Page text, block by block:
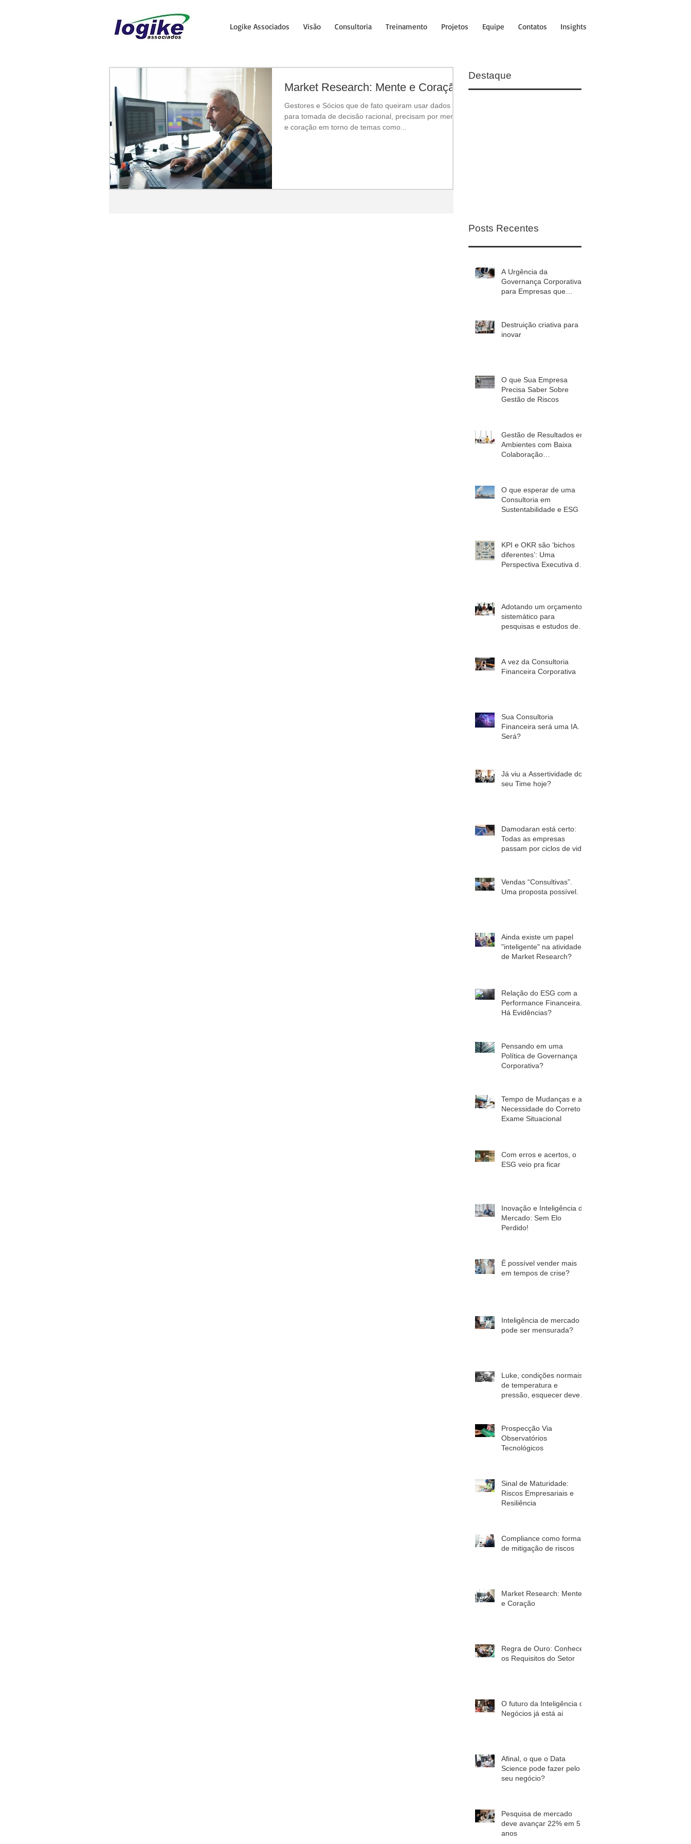
Logike Associados Visão Consultoria Treinamento Projetos Equipe Contatos Insights
Market Research: Mente e Coração
Gestores e Sócios que de fato queiram usar dados
para tomada de decisão racional, precisam por mente
e coração em torno de temas como...
Destaque
Posts Recentes
A Urgência da
Governança Corporativa
para Empresas que
Destruição criativa para
inovar
O que Sua Empresa
Precisa Saber Sobre
Gestão de Riscos
Gestão de Resultados em
Ambientes com Baixa
Colaboração
O que esperar de uma
Consultoria em
Sustentabilidade e ESG
KPI e OKR são ‘bichos
diferentes’: Uma
Perspectiva Executiva de
Adotando um orçamento
sistemático para
pesquisas e estudos de
A vez da Consultoria
Financeira Corporativa
Sua Consultoria
Financeira será uma IA.
Será?
Já viu a Assertividade do
seu Time hoje?
Damodaran está certo:
Todas as empresas
passam por ciclos de vida.
Vendas “Consultivas”.
Uma proposta possível.
Ainda existe um papel
"inteligente" na atividade
de Market Research?
Relação do ESG com a
Performance Financeira.
Há Evidências?
Pensando em uma
Política de Governança
Corporativa?
Tempo de Mudanças e a
Necessidade do Correto
Exame Situacional
Com erros e acertos, o
ESG veio pra ficar
Inovação e Inteligência de
Mercado: Sem Elo
Perdido!
É possível vender mais
em tempos de crise?
Inteligência de mercado
pode ser mensurada?
Luke, condições normais
de temperatura e
pressão, esquecer deve
Prospecção Via
Observatórios
Tecnológicos
Sinal de Maturidade:
Riscos Empresariais e
Resiliência
Compliance como forma
de mitigação de riscos
Market Research: Mente
e Coração
Regra de Ouro: Conhecer
os Requisitos do Setor
O futuro da Inteligência de
Negócios já está ai
Afinal, o que o Data
Science pode fazer pelo
seu negócio?
Pesquisa de mercado
deve avançar 22% em 5
anos